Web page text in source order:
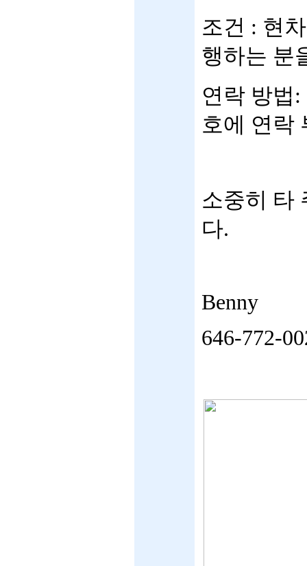
조건 : 현
행하는 분
연락 방법
호에 연락
소중히 타
다.
Benny
646-772-